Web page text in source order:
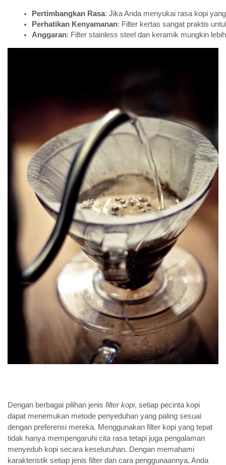
Pertimbangkan Rasa: Jika Anda menyukai rasa kopi
Perhatikan Kenyamanan: Filter kertas sangat praktis
Anggaran: Filter stainless steel dan keramik mungkin
Dengan berbagai pilihan jenis filter kopi, setiap pecinta kopi
dapat menemukan metode penyeduhan yang paling sesuai
dengan preferensi mereka. Menggunakan filter kopi yang tepat
tidak hanya mempengaruhi cita rasa tetapi juga pengalaman
menyeduh kopi secara keseluruhan. Dengan memahami
karakteristik setiap jenis filter dan cara penggunaannya, Anda